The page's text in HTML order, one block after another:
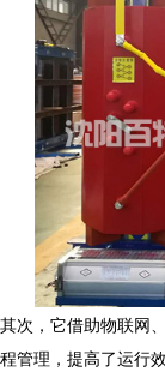
其次，它借助物联网
程管理，提高了运行